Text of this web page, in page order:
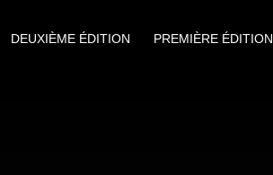
DEUXIÈME ÉDITION PREMIÈRE ÉDITION